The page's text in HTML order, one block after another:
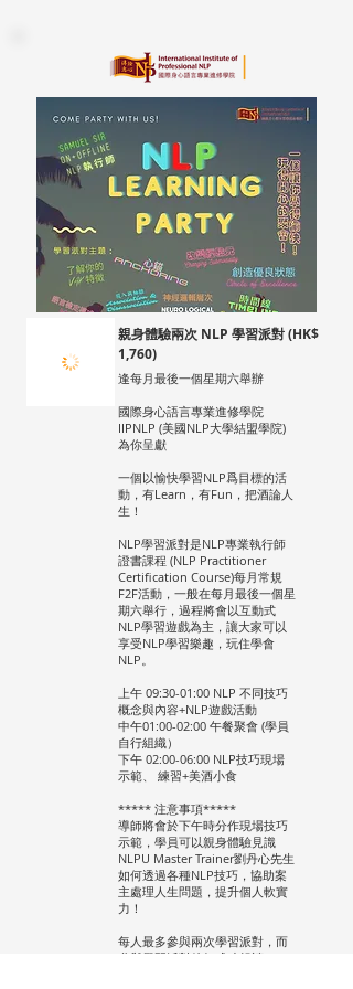
親身體驗兩次 NLP 學習派對 (HK$
1,760)
逢每月最後一個星期六舉辦
國際身心語言專業進修學院
IIPNLP (美國NLP大學結盟學院)
為你呈獻
一個以愉快學習NLP爲目標的活
動，有Learn，有Fun，把酒論人
生！
NLP學習派對是NLP專業執行師
證書課程 (NLP Practitioner
Certification Course)每月常規
F2F活動，一般在每月最後一個星
期六舉行，過程將會以互動式
NLP學習遊戲為主，讓大家可以
享受NLP學習樂趣，玩住學會
NLP。
上午 09:30-01:00 NLP 不同技巧
概念與內容+NLP遊戲活動
中午01:00-02:00 午餐聚會 (學員
自行組織）
下午 02:00-06:00 NLP技巧現場
示範、 練習+美酒小食
***** 注意事項*****
導師將會於下午時分作現場技巧
示範，學員可以親身體驗見識
NLPU Master Trainer劉丹心先生
如何透過各種NLP技巧，協助案
主處理人生問題，提升個人軟實
力！
每人最多參與兩次學習派對，而
參與學習派對後如成功報讀NLP